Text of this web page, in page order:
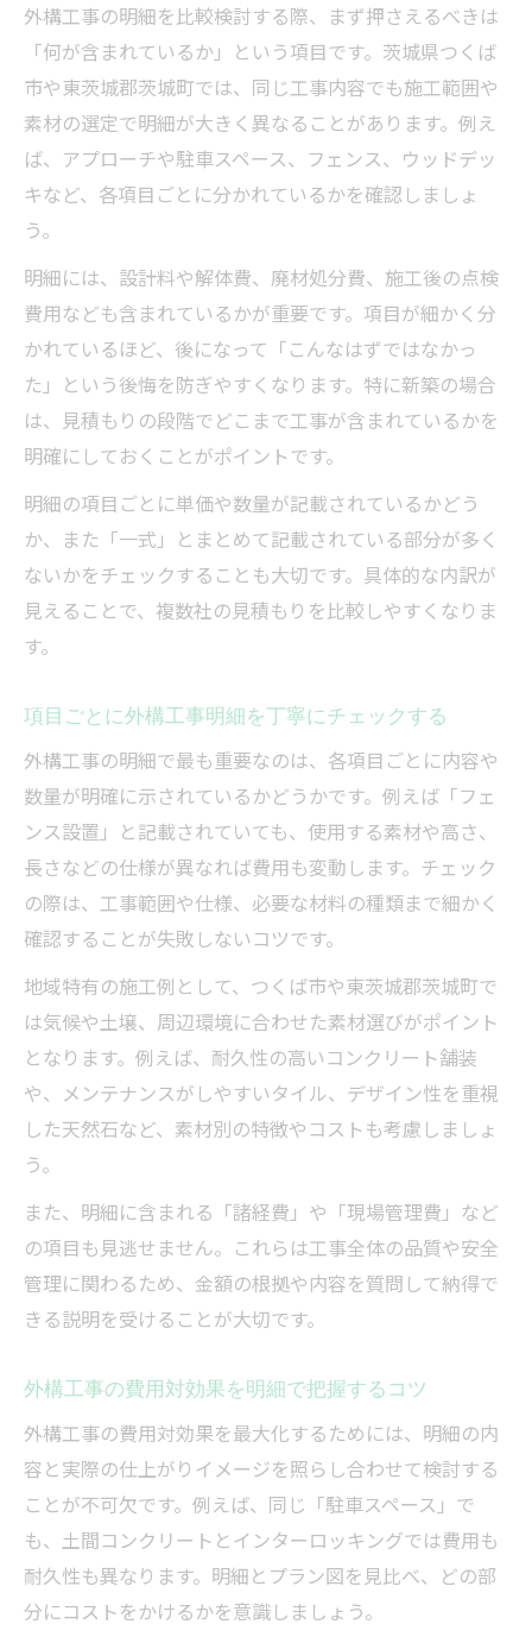
外構工事の明細を比較検討する際、まず押さえるべきは
「何が含まれているか」という項目です。茨城県つくば
市や東茨城郡茨城町では、同じ工事内容でも施工範囲や
素材の選定で明細が大きく異なることがあります。例え
ば、アプローチや駐車スペース、フェンス、ウッドデッ
キなど、各項目ごとに分かれているかを確認しましょ
う。
明細には、設計料や解体費、廃材処分費、施工後の点検
費用なども含まれているかが重要です。項目が細かく分
かれているほど、後になって「こんなはずではなかっ
た」という後悔を防ぎやすくなります。特に新築の場合
は、見積もりの段階でどこまで工事が含まれているかを
明確にしておくことがポイントです。
明細の項目ごとに単価や数量が記載されているかどう
か、また「一式」とまとめて記載されている部分が多く
ないかをチェックすることも大切です。具体的な内訳が
見えることで、複数社の見積もりを比較しやすくなりま
す。
項目ごとに外構工事明細を丁寧にチェックする
外構工事の明細で最も重要なのは、各項目ごとに内容や
数量が明確に示されているかどうかです。例えば「フェ
ンス設置」と記載されていても、使用する素材や高さ、
長さなどの仕様が異なれば費用も変動します。チェック
の際は、工事範囲や仕様、必要な材料の種類まで細かく
確認することが失敗しないコツです。
地域特有の施工例として、つくば市や東茨城郡茨城町で
は気候や土壌、周辺環境に合わせた素材選びがポイント
となります。例えば、耐久性の高いコンクリート舗装
や、メンテナンスがしやすいタイル、デザイン性を重視
した天然石など、素材別の特徴やコストも考慮しましょ
う。
また、明細に含まれる「諸経費」や「現場管理費」など
の項目も見逃せません。これらは工事全体の品質や安全
管理に関わるため、金額の根拠や内容を質問して納得で
きる説明を受けることが大切です。
外構工事の費用対効果を明細で把握するコツ
外構工事の費用対効果を最大化するためには、明細の内
容と実際の仕上がりイメージを照らし合わせて検討する
ことが不可欠です。例えば、同じ「駐車スペース」で
も、土間コンクリートとインターロッキングでは費用も
耐久性も異なります。明細とプラン図を見比べ、どの部
分にコストをかけるかを意識しましょう。